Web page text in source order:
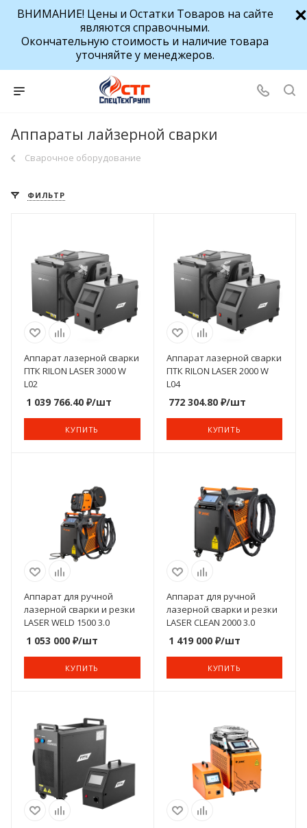
ВНИМАНИЕ! Цены и Остатки Товаров на сайте
являются справочными.
Окончательную стоимость и наличие товара
уточняйте у менеджеров.
Аппараты лайзерной сварки
Сварочное оборудование
ФИЛЬТР
Аппарат лазерной сварки
ПТК RILON LASER 3000 W
L02
1 039 766.40 ₽/шт
КУПИТЬ
Аппарат лазерной сварки
ПТК RILON LASER 2000 W
L04
772 304.80₽/шт
КУПИТЬ
Аппарат для ручной
лазерной сварки и резки
LASER WELD 1500 3.0
1 053 000 ₽/шт
КУПИТЬ
Аппарат для ручной
лазерной сварки и резки
LASER CLEAN 2000 3.0
1 419 000₽/шт
КУПИТЬ